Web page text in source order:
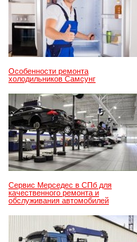
Особенности ремонта
холодильников Самсунг
Сервис Мерседес в СПб для
качественного ремонта и
обслуживания автомобилей